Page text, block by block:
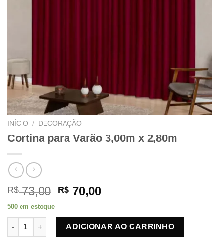
INÍCIO / DECORAÇÃO
Cortina para Varão 3,00m x 2,80m
R$73,00 O
original
era:
R$ 73,00.
R$ 70,00O
atual
é:
R$ 70,00.
500 em estoque
Cortina para Varão 3,00m x 2,80m quantidade
ADICIONAR AO CARRINHO